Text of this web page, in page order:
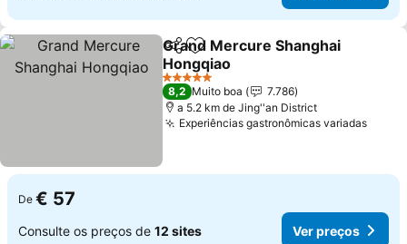
PartilharAdicionar aos favoritos
Grand Mercure Shanghai
Hongqiao
Ver preços
5 Estrelas
8,2 Muito boa
7.786
a 5.2 km de Jing''an District
Experiências gastronômicas variadasVer
De € 57
Consulte os preços de 12 sites Ver preços